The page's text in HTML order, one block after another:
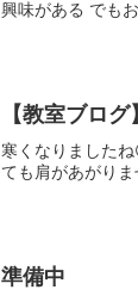
興味がある でも
【教室ブロ
寒くなりました
ても肩があがり
準備中